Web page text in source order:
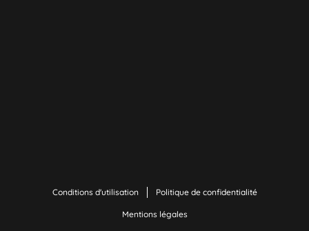
Conditions d'utilisation Politique de confidentialité
Mentions légales